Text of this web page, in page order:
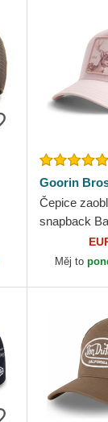
Goorin
Čepice
snapback
The Farm
Měj to